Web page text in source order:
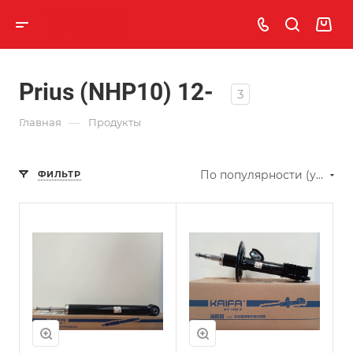
Prius (NHP10) 12- 3
Главная — Продукты
ФИЛЬТР По популярности (убывание)